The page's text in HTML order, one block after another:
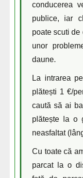
conducerea
publice, iar
poate scuti de
unor
daune.
La intrarea
plătești 1 €/
caută să ai
plătește la o
neasfaltat
Cu toate că
parcat la o